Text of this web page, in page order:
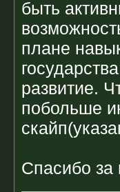
быть
плане
развитие.
побольше
Спасибо за